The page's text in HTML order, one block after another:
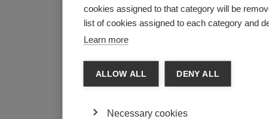
cookies assigned to that category will be
list of cookies assigned to each category and
Learn more
ALLOW ALL DENY ALL
Necessary cookies